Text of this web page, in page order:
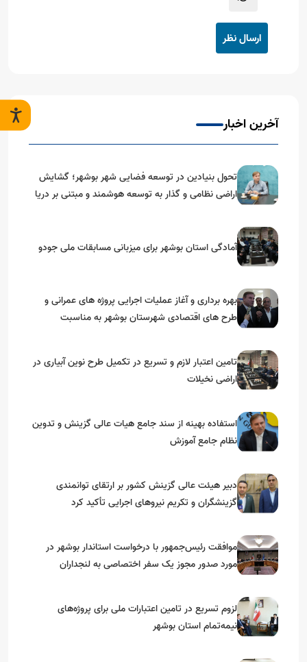
ارسال نظر
آخرین اخبار
تحول بنیادین در توسعه فضایی شهر بوشهر؛ گشایش
اراضی نظامی و گذار به توسعه هوشمند و مبتنی بر دریا
آمادگی استان بوشهر برای میزبانی مسابقات ملی جودو
بهره برداری و آغاز عملیات اجرایی پروژه های عمرانی و
طرح های اقتصادی شهرستان بوشهر به مناسبت
تامین اعتبار لازم و تسریع در تکمیل طرح نوین آبیاری در
اراضی نخیلات
استفاده بهینه از سند جامع هیات عالی گزینش و‌ تدوین
نظام جامع آموزش
دبیر هیئت عالی گزینش کشور بر ارتقای توانمندی
گزینشگران و تکریم نیروهای اجرایی تأکید کرد
موافقت رئیس‌جمهور با درخواست استاندار بوشهر در
مورد صدور مجوز یک سفر اختصاصی به لنجداران
لزوم تسریع در تامین اعتبارات ملی برای پروژه‌های
نیمه‌تمام استان بوشهر